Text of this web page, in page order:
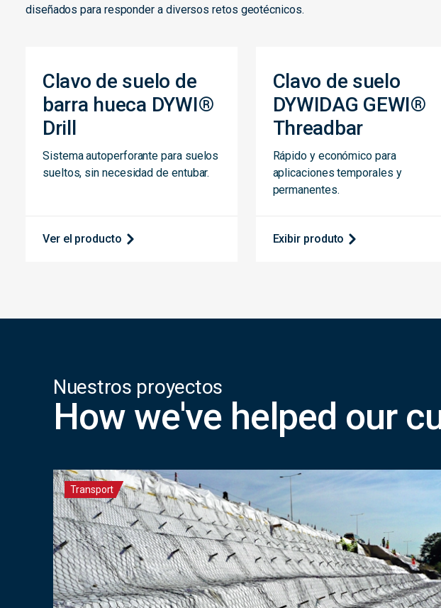
diseñados para responder a diversos retos geotécnicos.
Clavo de suelo de
barra hueca DYWI®
Drill
Sistema autoperforante para suelos
sueltos, sin necesidad de entubar.
Ver el producto
Clavo de suelo
DYWIDAG GEWI®
Threadbar
Rápido y económico para
aplicaciones temporales y
permanentes.
Exibir produto
Nuestros proyectos
How we've helped our
Transport